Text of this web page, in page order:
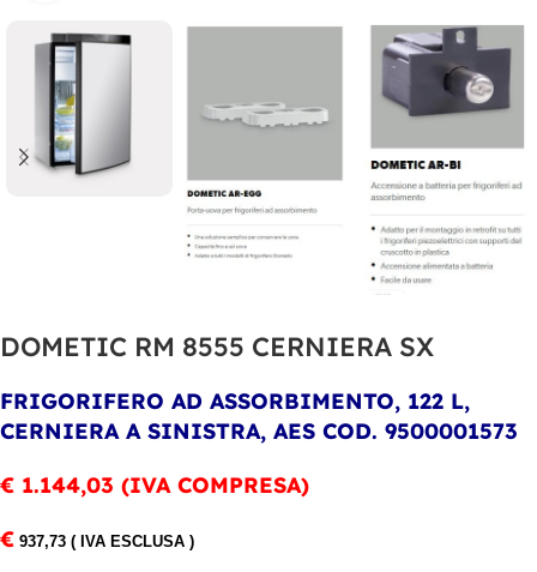
DOMETIC RM 8555 CERNIERA SX
FRIGORIFERO AD ASSORBIMENTO, 122 L,
CERNIERA A SINISTRA, AES COD. 9500001573
€ 1.144,03 (IVA COMPRESA)
€ 937,73 ( IVA ESCLUSA )